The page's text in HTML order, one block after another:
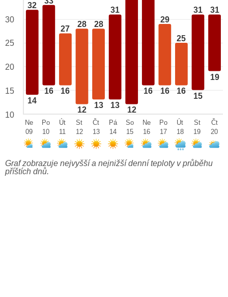
32
14
16
27
16
28
12
28
13
31
13
12
16
29
16
25
16
31
15
31
19
30
25
20
15
10
Ne
09
Po
10
Út
11
St
12
Čt
13
Pá
14
So
15
Ne
16
Po
17
Út
18
St
19
Čt
20
Graf zobrazuje nejvyšší a nejnižší denní teploty v průběhu
příštích dnů.